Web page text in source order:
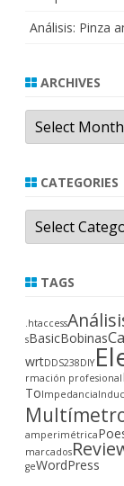
Análisis: Pinza
ARCHIVES
Archives
CATEGORIES
Categories
TAGS
.htaccess
sBasicBobinas
wrtDDS238DIY
rmación profesional
ToImpedancia
amperimétrica
marcados
geWordPress